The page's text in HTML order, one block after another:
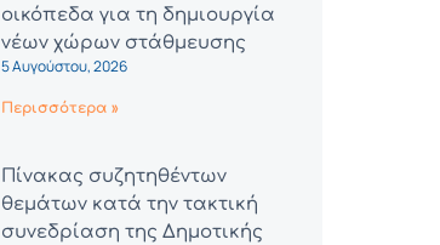
οικόπεδα για τη δημιουργία
νέων χώρων στάθμευσης
5 Αυγούστου, 2026
Περισσότερα »
Πίνακας συζητηθέντων
θεμάτων κατά την τακτική
συνεδρίαση της Δημοτικής